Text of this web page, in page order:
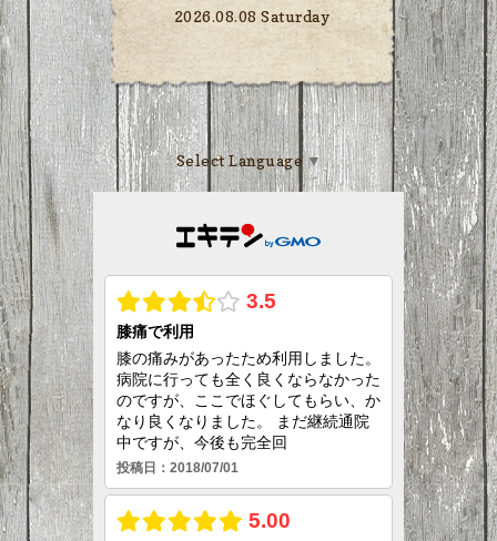
2026.08.08 Saturday
Select Language ▼